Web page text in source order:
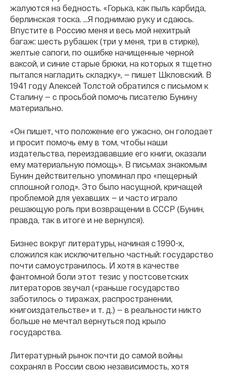
жалуются на бедность. «Горька, как пыль карбида,
берлинская тоска. …Я поднимаю руку и сдаюсь.
Впустите в Россию меня и весь мой нехитрый
багаж: шесть рубашек (три у меня, три в стирке),
желтые сапоги, по ошибке начищенные черной
ваксой, и синие старые брюки, на которых я тщетно
пытался нагладить складку», — пишет Шкловский. В
1941 году Алексей Толстой обратился с письмом к
Сталину — с просьбой помочь писателю Бунину
материально.
«Он пишет, что положение его ужасно, он голодает
и просит помочь ему в том, чтобы наши
издательства, переиздававшие его книги, оказали
ему материальную помощь». В письмах знакомым
Бунин действительно упоминал про «пещерный
сплошной голод». Это было насущной, кричащей
проблемой для уехавших — и часто играло
решающую роль при возвращении в СССР (Бунин,
правда, так в итоге и не вернулся).
Бизнес вокруг литературы, начиная с 1990-х,
сложился как исключительно частный: государство
почти самоустранилось. И хотя в качестве
фантомной боли этот тезис у постсоветских
литераторов звучал («раньше государство
заботилось о тиражах, распространении,
книгоиздательстве» и т. д.) — в реальности никто
больше не мечтал вернуться под крыло
государства.
Литературный рынок почти до самой войны
сохранял в России свою независимость, хотя